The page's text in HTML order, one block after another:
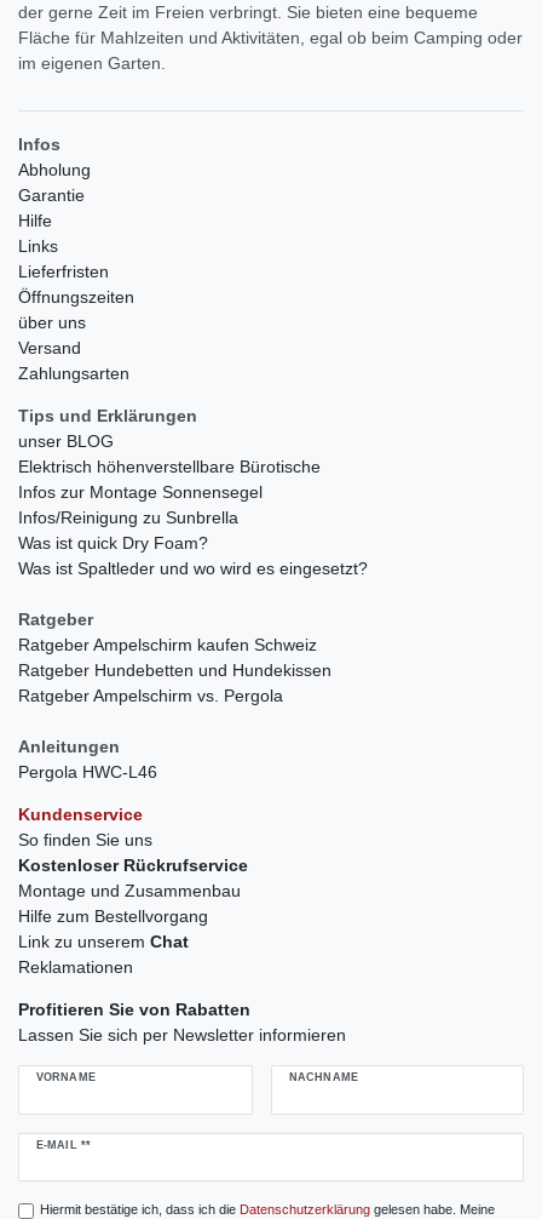
der gerne Zeit im Freien verbringt. Sie bieten eine bequeme
Fläche für Mahlzeiten und Aktivitäten, egal ob beim Camping oder
im eigenen Garten.
Infos
Abholung
Garantie
Hilfe
Links
Lieferfristen
Öffnungszeiten
über uns
Versand
Zahlungsarten
Tips und Erklärungen
unser BLOG
Elektrisch höhenverstellbare Bürotische
Infos zur Montage Sonnensegel
Infos/Reinigung zu Sunbrella
Was ist quick Dry Foam?
Was ist Spaltleder und wo wird es eingesetzt?
Ratgeber
Ratgeber Ampelschirm kaufen Schweiz
Ratgeber Hundebetten und Hundekissen
Ratgeber Ampelschirm vs. Pergola
Anleitungen
Pergola HWC-L46
Kundenservice
So finden Sie uns
Kostenloser Rückrufservice
Montage und Zusammenbau
Hilfe zum Bestellvorgang
Link zu unserem Chat
Reklamationen
Profitieren Sie von Rabatten
Lassen Sie sich per Newsletter informieren
VORNAME NACHNAME
E-MAIL **
Newsletter
Hiermit bestätige ich, dass ich die Daten­schutz­erklärunggelesen habe. Meine